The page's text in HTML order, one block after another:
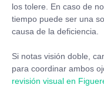
los tolere. En caso de
tiempo puede ser una
causa de la deficiencia.
Si notas visión doble,
para coordinar ambos
revisión visual en